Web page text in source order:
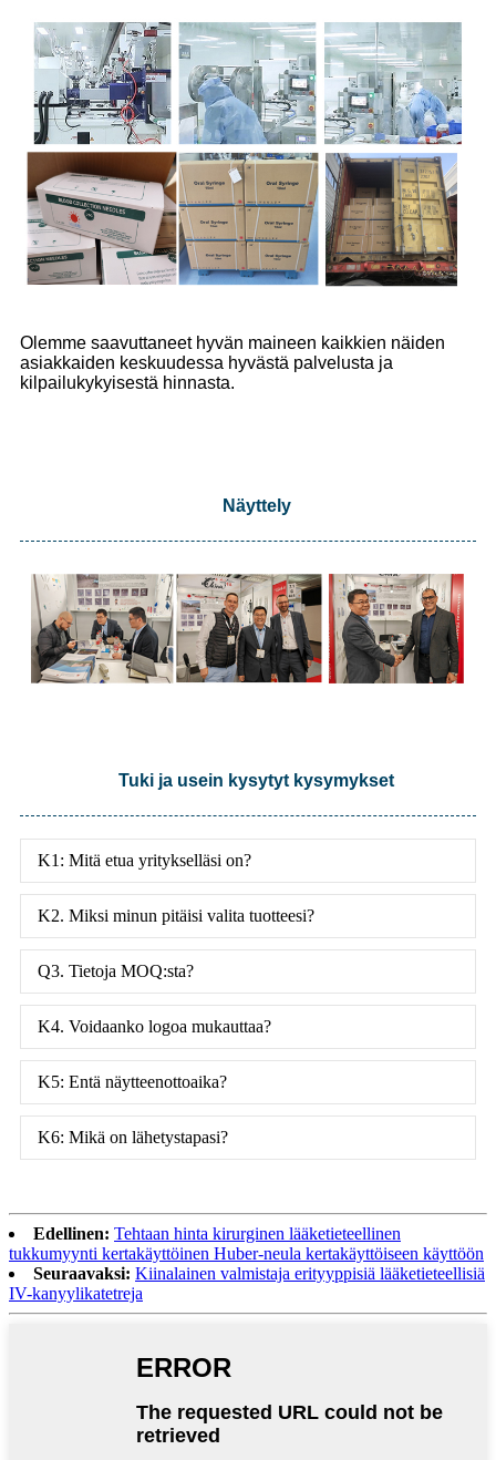
Olemme saavuttaneet hyvän maineen kaikkien näiden
asiakkaiden keskuudessa hyvästä palvelusta ja
kilpailukykyisestä hinnasta.
Näyttely
Tuki ja usein kysytyt kysymykset
K1: Mitä etua yritykselläsi on?
K2. Miksi minun pitäisi valita tuotteesi?
Q3. Tietoja MOQ:sta?
K4. Voidaanko logoa mukauttaa?
K5: Entä näytteenottoaika?
K6: Mikä on lähetystapasi?
Edellinen: Tehtaan hinta kirurginen lääketieteellinen
tukkumyynti kertakäyttöinen Huber-neula kertakäyttöiseen käyttöön
Seuraavaksi: Kiinalainen valmistaja erityyppisiä lääketieteellisiä
IV-kanyylikatetreja